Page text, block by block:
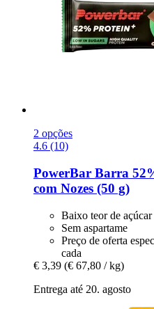
2 opções
4.6 (10)
PowerBar Barra
com Nozes (50 g)
Baixo teor de açúcar
Sem aspartame
Preço de oferta
cada
€ 3,39 (€ 67,80 / kg)
Entrega até 20. agosto